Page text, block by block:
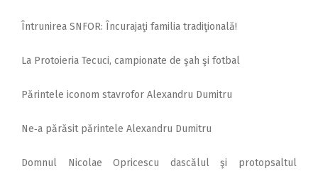
Întrunirea SNFOR: Încurajaţi familia tradiţională!
La Protoieria Tecuci, campionate de şah şi fotbal
Părintele iconom stavrofor Alexandru Dumitru
Ne‑a părăsit părintele Alexandru Dumitru
Domnul Nicolae Opricescu dascălul şi protopsaltul